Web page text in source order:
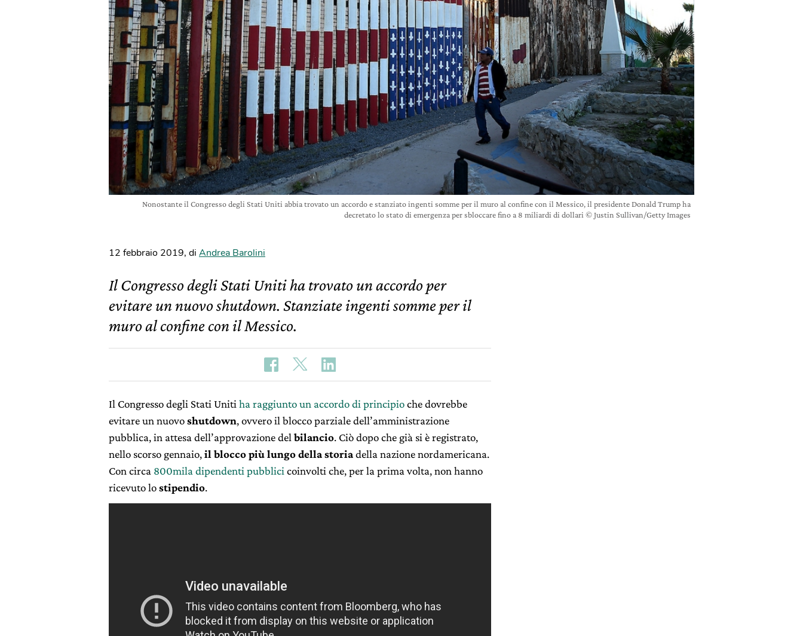
Nonostante il Congresso degli Stati Uniti abbia trovato un accordo e stanziato ingenti somme per il muro al confine con il Messico, il presidente Donald Trump ha
decretato lo stato di emergenza per sbloccare fino a 8 miliardi di dollari © Justin Sullivan/Getty Images
12 febbraio 2019, di Andrea Barolini
Il Congresso degli Stati Uniti ha trovato un accordo per
evitare un nuovo shutdown. Stanziate ingenti somme per il
muro al confine con il Messico.
Il Congresso degli Stati Uniti ha raggiunto un accordo di principioche dovrebbe
evitare un nuovoshutdown, ovvero il blocco parziale dell’amministrazione
pubblica, in attesa dell’approvazione delbilancio. Ciò dopo che già si è registrato,
nello scorso gennaio,il blocco più lungo della storiadella nazione nordamericana.
Con circa 800mila dipendenti pubblici coinvolti che, per la prima volta, non hanno
ricevuto lostipendio.